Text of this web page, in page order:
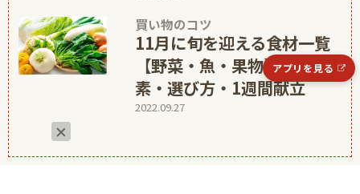
買い物のコツ
11月に旬を迎える食材一覧
【野菜・魚・果物】│栄養
素・選び方・1週間献立
2022.09.27
アプリを見る